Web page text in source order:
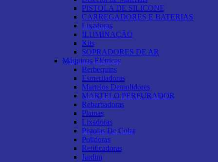
PISTOLA DE SILICONE
CARREGADORES E BATERIAS
Lixadoras
ILUMINAÇÃO
Kits
SOPRADORES DE AR
Máquinas Elétricas
Berbequins
Esmeriladoras
Martelos Demolidores
MARTELO PERFURADOR
Rebarbadoras
Plainas
Lixadoras
Pistolas De Colar
Polidoras
Retificadoras
Jardim